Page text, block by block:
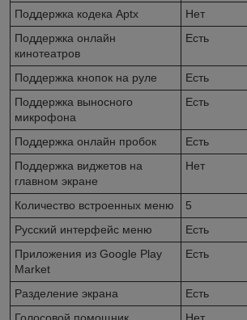
Поддержка кодека Aptx
Нет
Поддержка онлайн
кинотеатров
Есть
Поддержка кнопок на руле
Есть
Поддержка выносного
микрофона
Есть
Поддержка онлайн пробок
Есть
Поддержка виджетов на
главном экране
Нет
Количество встроенных меню
5
Русский интерфейс меню
Есть
Приложения из Google Play
Market
Есть
Разделение экрана
Есть
Голосовой помощник
Нет